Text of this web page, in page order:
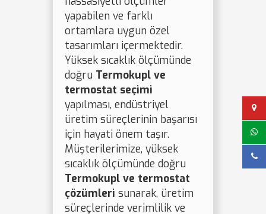
yapabilen ve farklı
ortamlara uygun özel
tasarımları içermektedir.
Yüksek sıcaklık ölçümünde
doğru Termokupl ve
termostat seçimi
yapılması, endüstriyel
üretim süreçlerinin başarısı
için hayati önem taşır.
Müşterilerimize, yüksek
sıcaklık ölçümünde doğru
Termokupl ve termostat
çözümleri sunarak, üretim
süreçlerinde verimlilik ve